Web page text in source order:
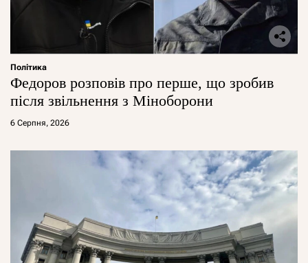
Політика
Федоров розповів про перше, що зробив
після звільнення з Міноборони
6 Серпня, 2026